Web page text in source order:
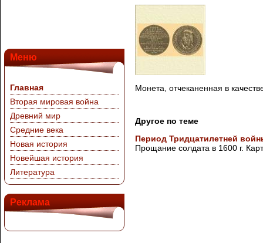
Меню
Главная
Вторая мировая война
Древний мир
Средние века
Новая история
Новейшая история
Литература
Реклама
Монета, отчеканенная в
Другое по теме
Период Тридцатилетней
Прощание солдата в 1600 г.